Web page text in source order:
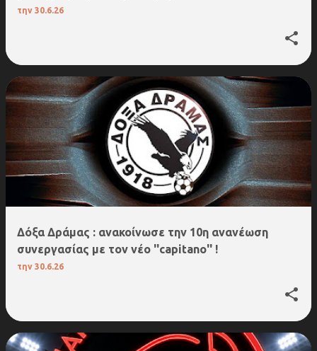
την 30.6.26
Δόξα Δράμας : ανακοίνωσε την 10η ανανέωση
συνεργασίας με τον νέο ''capitano'' !
την 30.6.26